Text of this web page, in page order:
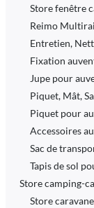
Store fenêtre
Reimo
Entretien,
Fixation
Jupe pour
Piquet, Mât,
Piquet pour
Accessoires
Sac de
Tapis de sol
Store camping-
Store caravane